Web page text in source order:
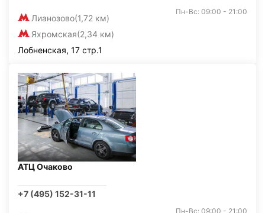
Лианозово(1,72 км)
Яхромская(2,34 км)
Пн-Вс: 09:00 - 21:00
Лобненская, 17 стр.1
АТЦ Очаково
+7 (495) 152-31-11
Пн-Вс: 09:00 - 21:00